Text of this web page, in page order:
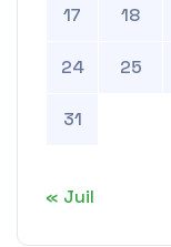
17 18
24 25
31
« Juil